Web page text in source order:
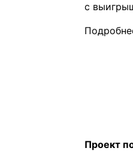
с
Проект